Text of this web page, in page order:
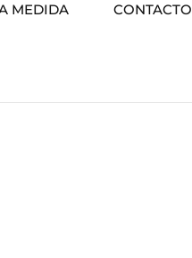
MEDIDA CONTACTO